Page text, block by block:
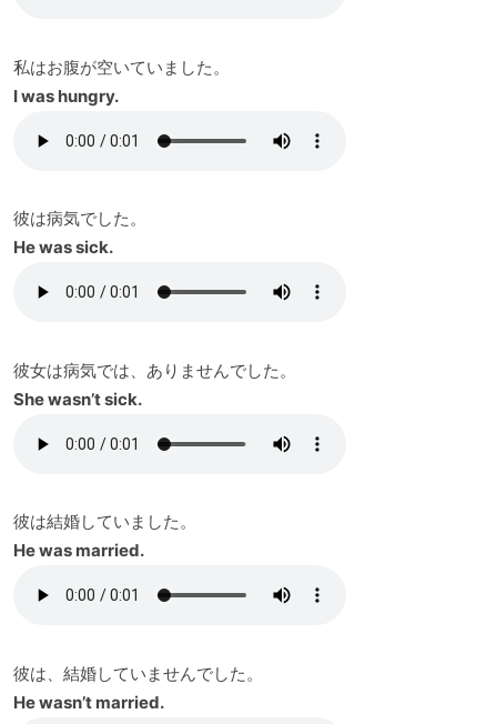
私はお腹が空いていました。
I was hungry.
彼は病気でした。
He was sick.
彼女は病気では、ありませんでした。
She wasn’t sick.
彼は結婚していました。
He was married.
彼は、結婚していませんでした。
He wasn’t married.